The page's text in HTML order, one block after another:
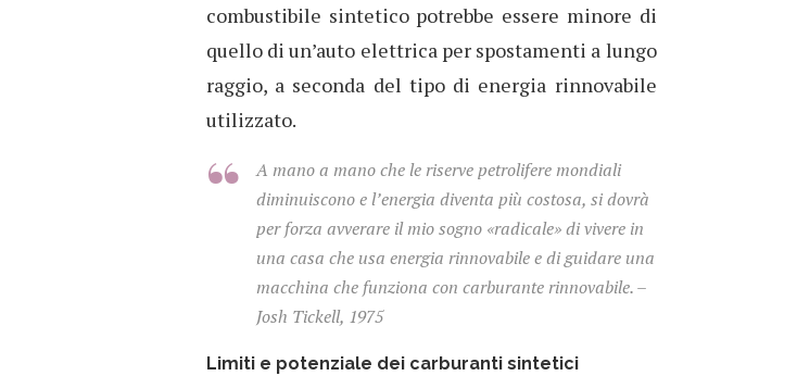
combustibile sintetico potrebbe essere minore di
quello di un’auto elettrica per spostamenti a lungo
raggio, a seconda del tipo di energia rinnovabile
utilizzato.
A mano a mano che le riserve petrolifere mondiali
diminuiscono e l’energia diventa più costosa, si dovrà
per forza avverare il mio sogno «radicale» di vivere in
una casa che usa energia rinnovabile e di guidare una
macchina che funziona con carburante rinnovabile. –
Josh Tickell, 1975
Limiti e potenziale dei carburanti sintetici